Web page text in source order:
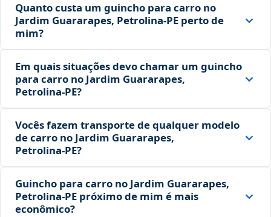
Quanto custa um guincho para carro no
Jardim Guararapes, Petrolina‑PE perto de
mim?
Em quais situações devo chamar um guincho
para carro no Jardim Guararapes,
Petrolina‑PE?
Vocês fazem transporte de qualquer modelo
de carro no Jardim Guararapes,
Petrolina‑PE?
Guincho para carro no Jardim Guararapes,
Petrolina‑PE próximo de mim é mais
econômico?